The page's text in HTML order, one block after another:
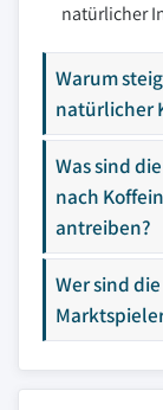
natürlicher
Warum
natürlicher
Was sind
nach
antreiben?
Wer sind